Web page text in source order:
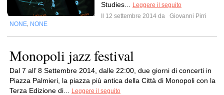
Studies...
Leggere il seguito
Il 12 settembre 2014 da
Giovanni Pirri
NONE NONE
Monopoli jazz festival
Dal 7 all’ 8 Settembre 2014, dalle 22:00, due giorni di concerti in
Piazza Palmieri, la piazza più antica della Città di Monopoli con la
Terza Edizione di...
Leggere il seguito